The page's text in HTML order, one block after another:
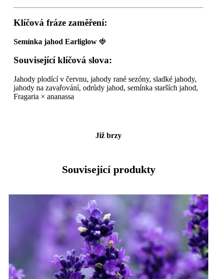
Klíčová fráze zaměření:
Semínka jahod Earliglow 🍓
Související klíčová slova:
Jahody plodící v červnu, jahody rané sezóny, sladké jahody,
jahody na zavařování, odrůdy jahod, semínka starších jahod,
Fragaria × ananassa
Již brzy
Související produkty